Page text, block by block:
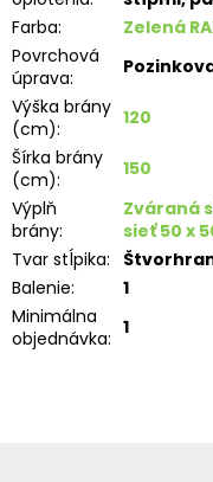
Farba:
Zelená
Povrchová
úprava:
Výška brány
(cm):
120
Šírka brány
(cm):
150
Výplň
brány:
Zváraná
sieť 50 x
Tvar stĺpika:
Balenie:
1
Minimálna
objednávka: 1